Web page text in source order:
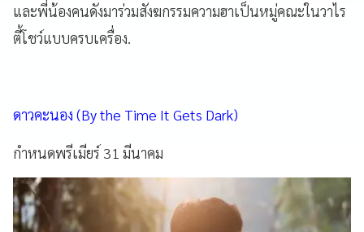
และพี่น้องคนดังมาร่วมสังฆกรรมความฮาเป็นหมู่คณะในวาไร
ตี้โชว์แบบครบเครื่อง.
ดาวคะนอง (By the Time It Gets Dark)
กำหนดพรีเมียร์ 31 มีนาคม